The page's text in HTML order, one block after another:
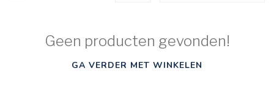
Geen producten gevonden!
GA VERDER MET WINKELEN